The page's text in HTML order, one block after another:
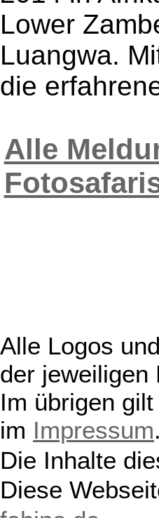
Lower
Luangwa.
die
Alle
Alle Logos
der jeweiligen
Im übrigen
im Impressum.
Die Inhalte
Diese